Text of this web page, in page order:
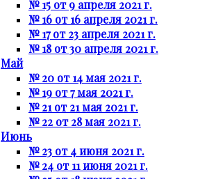
№ 15 от 9 апреля 2021 г.
№ 16 от 16 апреля 2021 г.
№ 17 от 23 апреля 2021 г.
№ 18 от 30 апреля 2021 г.
Май
№ 20 от 14 мая 2021 г.
№ 19 от 7 мая 2021 г.
№ 21 от 21 мая 2021 г.
№ 22 от 28 мая 2021 г.
Июнь
№ 23 от 4 июня 2021 г.
№ 24 от 11 июня 2021 г.